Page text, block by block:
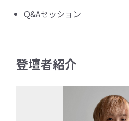
Q&Aセッション
登壇者紹介